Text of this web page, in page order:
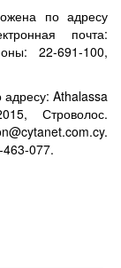
по адресу
почта:
22-691-100,
Athalassa
Строволос.
077.